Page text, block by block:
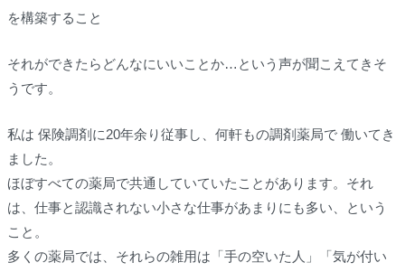
を構築すること
それができたらどんなにいいことか…という声が聞こえてきそ
うです。
私は 保険調剤に20年余り従事し、何軒もの調剤薬局で 働いてき
ました。
ほぼすべての薬局で共通していていたことがあります。それ
は、仕事と認識されない小さな仕事があまりにも多い、という
こと。
多くの薬局では、それらの雑用は「手の空いた人」「気が付い